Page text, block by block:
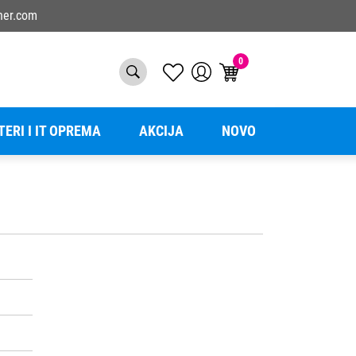
0
I IT OPREMA AKCIJA NOVO